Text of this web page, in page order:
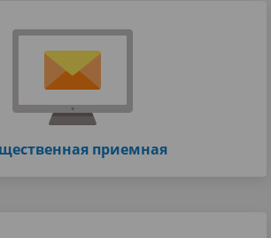
приемная